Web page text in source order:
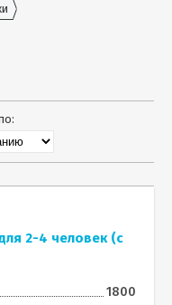
2-4 человек (с
1800